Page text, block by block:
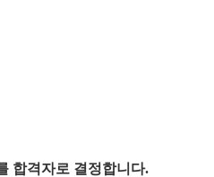
합격자로 결정합니다.